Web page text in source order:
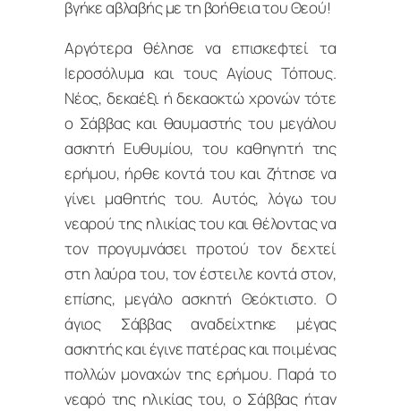
βγήκε αβλαβής με τη βοήθεια του Θεού!
Αργότερα θέλησε να επισκεφτεί τα
Ιεροσόλυμα και τους Αγίους Τόπους.
Νέος, δεκαέξι ή δεκαοκτώ χρονών τότε
ο Σάββας και θαυμαστής του μεγάλου
ασκητή Ευθυμίου, του καθηγητή της
ερήμου, ήρθε κοντά του και ζήτησε να
γίνει μαθητής του. Αυτός, λόγω του
νεαρού της ηλικίας του και θέλοντας να
τον προγυμνάσει προτού τον δεχτεί
στη λαύρα του, τον έστειλε κοντά στον,
επίσης, μεγάλο ασκητή Θεόκτιστο. Ο
άγιος Σάββας αναδείχτηκε μέγας
ασκητής και έγινε πατέρας και ποιμένας
πολλών μοναχών της ερήμου. Παρά το
νεαρό της ηλικίας του, ο Σάββας ήταν